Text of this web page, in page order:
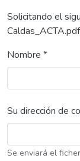
Solicitando el
Caldas_ACTA.pdf
Nombre *
Su dirección de
Se enviará el